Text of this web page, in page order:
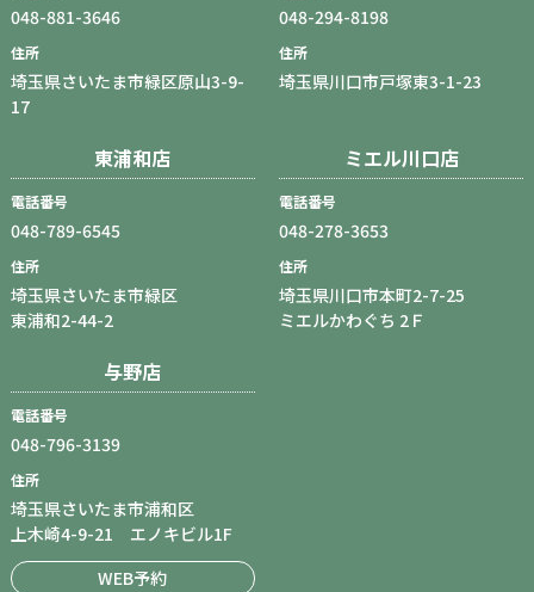
048-881-3646
住所
埼玉県さいたま市緑区原山3-9-
17
048-294-8198
住所
埼玉県川口市戸塚東3-1-23
東浦和店
電話番号
048-789-6545
住所
埼玉県さいたま市緑区
東浦和2-44-2
ミエル川口店
電話番号
048-278-3653
住所
埼玉県川口市本町2-7-25
ミエルかわぐち 2Ｆ
与野店
電話番号
048-796-3139
住所
埼玉県さいたま市浦和区
上木崎4-9-21 エノキビル1F
WEB予約